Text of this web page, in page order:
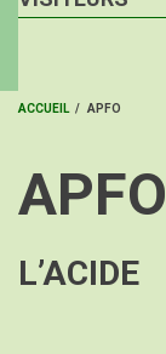
D'ARIANE
ACCUEIL / APFO
APFO
L’ACIDE